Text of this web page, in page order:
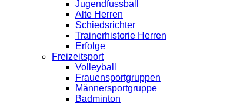
Jugendfussball
Alte Herren
Schiedsrichter
Trainerhistorie Herren
Erfolge
Freizeitsport
Volleyball
Frauensportgruppen
Männersportgruppe
Badminton